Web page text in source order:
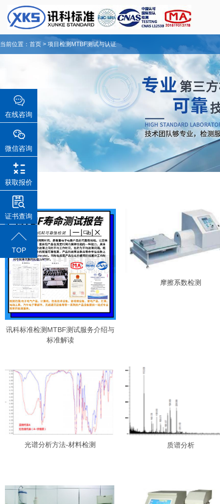
当前位置： 首页 > 项目检测 MTBF测试与认证
讯科标准检测MTBF测试服务介绍与
标准解读
摩擦系数检测
光谱分析方法-材料检测 质谱分析
在线咨询
微信咨询
获取报价
证书查询
TOP